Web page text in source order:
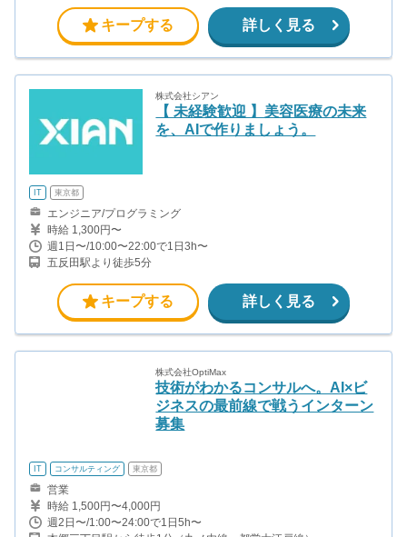
キープする 詳しく見る
株式会社シアン
【 未経験歓迎 】美容医療の未来
を、AIで作りましょう。
IT 東京都
エンジニア/プログラミング
時給 1,300円〜
週1日〜/10:00〜22:00で1日3h〜
五反田駅より徒歩5分
キープする 詳しく見る
株式会社OptiMax
技術がわかるコンサルへ。AI×ビ
ジネスの最前線で戦うインターン
募集
IT コンサルティング 東京都
営業
時給 1,500円〜4,000円
週2日〜/1:00〜24:00で1日5h〜